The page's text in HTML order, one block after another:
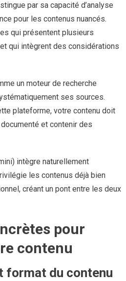
par sa capacité d’analyse
pour les contenus nuancés.
qui présentent plusieurs
qui intègrent des considérations
un moteur de recherche
ses sources.
plateforme, votre contenu doit
et contenir des
intègre naturellement
les contenus déjà bien
créant un pont entre les deux
pour
contenu
format du contenu